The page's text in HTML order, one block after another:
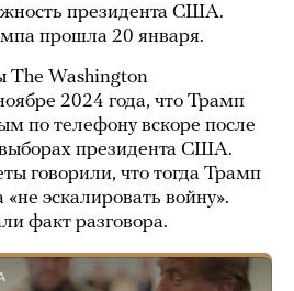
президента США.
прошла 20 января.
The Washington
2024 года, что Трамп
по телефону вскоре после
президента США.
говорили, что тогда Трамп
эскалировать войну».
факт разговора.